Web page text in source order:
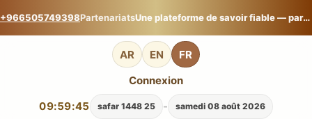
+966505749398Partenariats Une plateforme de savoir fiable — partagez votre expertise sur L’Encyclopédie mondiale Qpedia.
AR EN FR
09:59:47 samedi 08 août 2026
-
25 safar 1448
Connexion